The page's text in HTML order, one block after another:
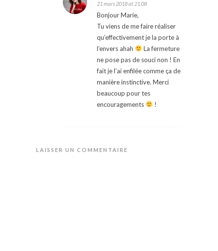
21 mars 2018 at 21:08
Bonjour Marie,
Tu viens de me faire réaliser
qu’effectivement je la porte à
l’envers ahah
La fermeture
ne pose pas de souci non ! En
fait je l’ai enfilée comme ça de
manière instinctive. Merci
beaucoup pour tes
encouragements
!
LAISSER UN COMMENTAIRE